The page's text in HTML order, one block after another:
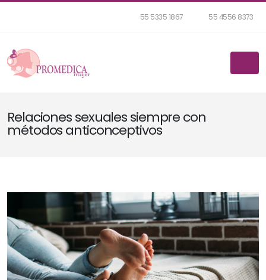
55 5335 1867 55 4556 8373
Relaciones sexuales siempre con
métodos anticonceptivos